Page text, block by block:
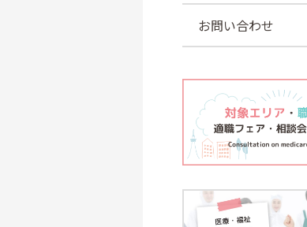
お問い合わせ